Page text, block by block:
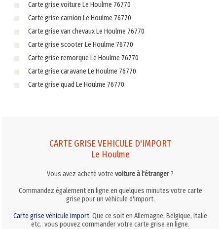
Carte grise voiture Le Houlme 76770
Carte grise camion Le Houlme 76770
Carte grise van chevaux Le Houlme 76770
Carte grise scooter Le Houlme 76770
Carte grise remorque Le Houlme 76770
Carte grise caravane Le Houlme 76770
Carte grise quad Le Houlme 76770
CARTE GRISE VEHICULE D'IMPORT
Le Houlme
Vous avez acheté votrevoiture à l'étranger?
Commandez également en ligne en quelques minutes votre carte
grise pour un véhicule d'import.
Carte grise véhicule import. Que ce soit en Allemagne, Belgique, Italie
etc.. vous pouvez commander votre carte grise en ligne.